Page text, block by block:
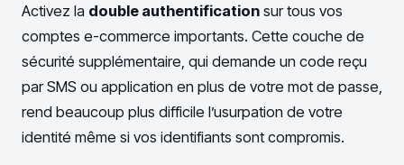
Activez la double authentification sur tous vos
comptes e-commerce importants. Cette couche de
sécurité supplémentaire, qui demande un code reçu
par SMS ou application en plus de votre mot de passe,
rend beaucoup plus difficile l’usurpation de votre
identité même si vos identifiants sont compromis.